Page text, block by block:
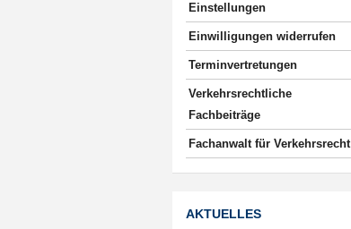
Einstellungen
Einwilligungen widerrufen
Terminvertretungen
Verkehrsrechtliche
Fachbeiträge
Fachanwalt für Verkehrsrecht
AKTUELLES